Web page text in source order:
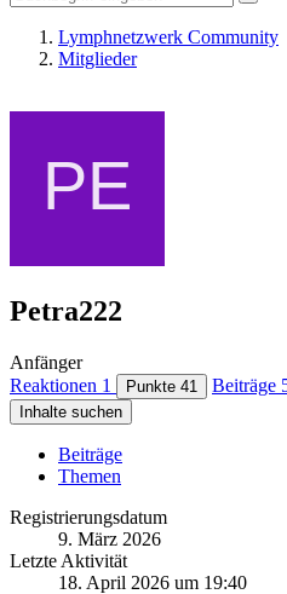
Lymphnetzwerk Community
Mitglieder
Petra222
Anfänger
Reaktionen 1 Punkte 41 Beiträge
Inhalte suchen
Beiträge
Themen
Registrierungsdatum
9. März 2026
Letzte Aktivität
18. April 2026 um 19:40